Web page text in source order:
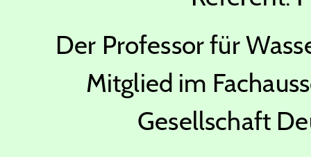
Der Professor für
Mitglied im
Gesellschaft